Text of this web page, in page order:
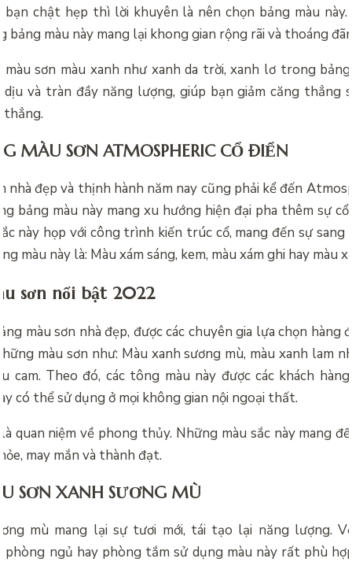
bạn chật hẹp thì lời khuyên là nên chọn bảng màu này.
bảng màu này mang lại khong gian rộng rãi và thoáng
màu sơn màu xanh như xanh da trời, xanh lơ trong
dịu và tràn đầy năng lượng, giúp bạn giảm căng thẳng
thẳng.
MÀU SƠN ATMOSPHERIC CỔ ĐIỂN
nhà đẹp và thịnh hành năm nay cũng phải kể đến
bảng màu này mang xu hướng hiện đại pha thêm sự cổ
này họp với công trình kiến trúc cổ, mang đến sự
màu này là: Màu xám sáng, kem, màu xám ghi hay màu
sơn nổi bật 2022
màu sơn nhà đẹp, được các chuyên gia lựa chọn hàng
màu sơn như: Màu xanh sương mù, màu xanh lam
cam. Theo đó, các tông màu này được các khách
có thể sử dụng ở mọi không gian nội ngoại thất.
quan niệm về phong thủy. Những màu sắc này mang
may mắn và thành đạt.
SƠN XANH SƯƠNG MÙ
mù mang lại sự tươi mới, tái tạo lại năng lượng.
phòng ngủ hay phòng tắm sử dụng màu này rất phù